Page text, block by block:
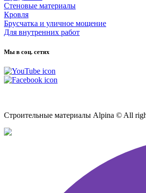
Стеновые материалы
Кровля
Брусчатка и уличное мощение
Для внутренних работ
Мы в соц. сетях
Строительные материалы Alpina © All